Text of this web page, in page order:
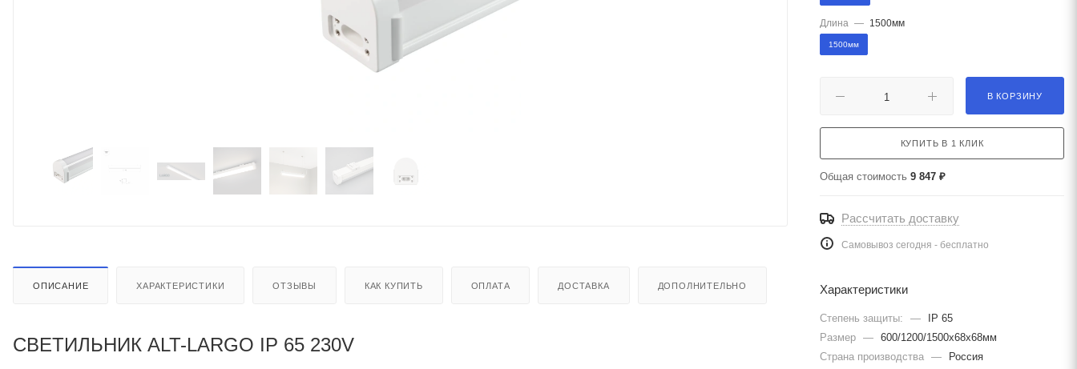
ОПИСАНИЕ ХАРАКТЕРИСТИКИ ОТЗЫВЫ КАК КУПИТЬ ОПЛАТА ДОСТАВКА ДОПОЛНИТЕЛЬНО
СВЕТИЛЬНИК ALT-LARGO IP 65 230V
Длина — 1500мм
1500мм
В КОРЗИНУ
КУПИТЬ В 1 КЛИК
Общая стоимость 9 847 ₽
Рассчитать доставку
Самовывоз сегодня - бесплатно
Характеристики
Степень защиты: —
IP 65
Размер — 600/1200/1500х68х68мм
Страна производства —
Россия